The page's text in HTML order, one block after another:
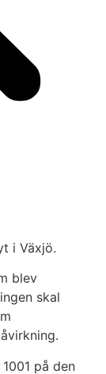
i Växjö.
blev
skal
på den